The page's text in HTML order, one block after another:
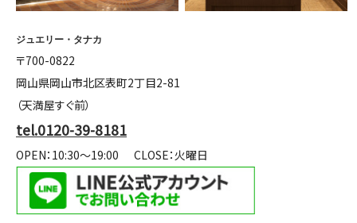
ジュエリー・タナカ
〒700-0822
岡山県岡山市北区表町2丁目2-81
（天満屋すぐ前）
tel.0120-39-8181
OPEN：10:30～19:00 CLOSE：火曜日